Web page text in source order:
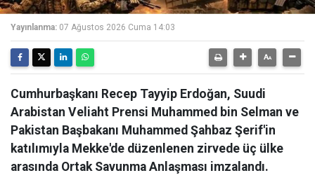
Yayınlanma: 07 Ağustos 2026 Cuma 14:03
Cumhurbaşkanı Recep Tayyip Erdoğan, Suudi
Arabistan Veliaht Prensi Muhammed bin Selman ve
Pakistan Başbakanı Muhammed Şahbaz Şerif'in
katılımıyla Mekke'de düzenlenen zirvede üç ülke
arasında Ortak Savunma Anlaşması imzalandı.